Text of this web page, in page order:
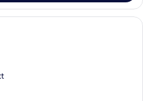
Ein ordentlich eingerichtetes